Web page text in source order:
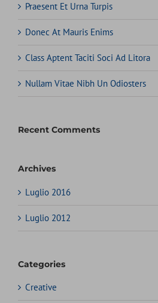
Praesent Et Urna Turpis
Donec At Mauris Enims
Class Aptent Taciti Soci Ad Litora
Nullam Vitae Nibh Un Odiosters
Recent Comments
Archives
Luglio 2016
Luglio 2012
Categories
Creative